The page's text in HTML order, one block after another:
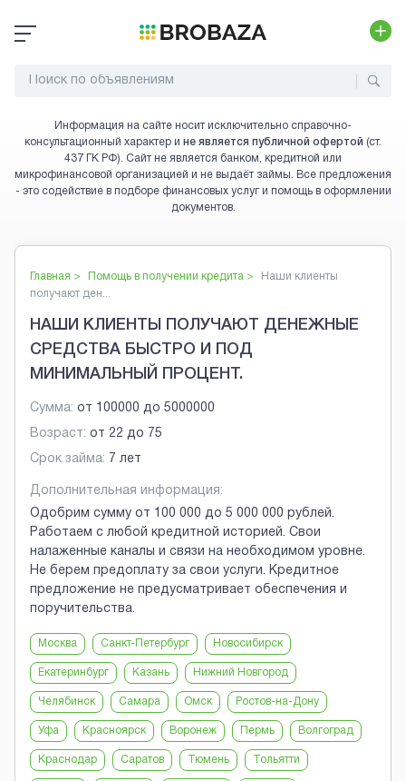
Информация на сайте носит исключительно справочно-
консультационный характер и не является публичной офертой (ст.
437 ГК РФ). Сайт не является банком, кредитной или
микрофинансовой организацией и не выдаёт займы. Все предложения
- это содействие в подборе финансовых услуг и помощь в оформлении
документов.
Главная > Помощь в получении кредита >
Наши клиенты
получают ден...
НАШИ КЛИЕНТЫ ПОЛУЧАЮТ ДЕНЕЖНЫЕ
СРЕДСТВА БЫСТРО И ПОД
МИНИМАЛЬНЫЙ ПРОЦЕНТ.
Сумма: от 100000 до 5000000
Возраст: от 22 до 75
Срок займа: 7 лет
Дополнительная информация:
Одобрим сумму от 100 000 до 5 000 000 рублей.
Работаем с любой кредитной историей. Свои
налаженные каналы и связи на необходимом уровне.
Не берем предоплату за свои услуги. Кредитное
предложение не предусматривает обеспечения и
поручительства.
Москва Санкт-Петербург Новосибирск
Екатеринбург Казань Нижний Новгород
Челябинск Самара Омск Ростов-на-Дону
Уфа Красноярск Воронеж Пермь Волгоград
Краснодар Саратов Тюмень Тольятти